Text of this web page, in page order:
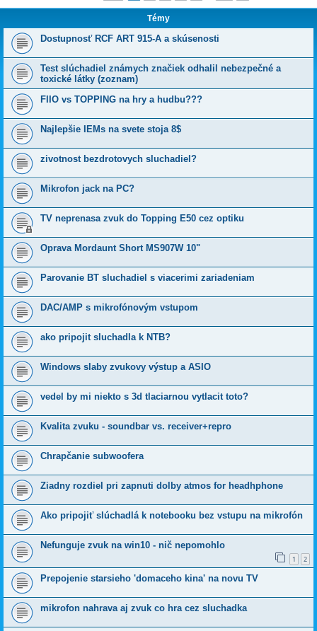
Témy
Dostupnosť RCF ART 915-A a skúsenosti
Test slúchadiel známych značiek odhalil nebezpečné a
toxické látky (zoznam)
FIIO vs TOPPING na hry a hudbu???
Najlepšie IEMs na svete stoja 8$
zivotnost bezdrotovych sluchadiel?
Mikrofon jack na PC?
TV neprenasa zvuk do Topping E50 cez optiku
Oprava Mordaunt Short MS907W 10"
Parovanie BT sluchadiel s viacerimi zariadeniam
DAC/AMP s mikrofónovým vstupom
ako pripojit sluchadla k NTB?
Windows slaby zvukovy výstup a ASIO
vedel by mi niekto s 3d tlaciarnou vytlacit toto?
Kvalita zvuku - soundbar vs. receiver+repro
Chrapčanie subwoofera
Ziadny rozdiel pri zapnuti dolby atmos for headhphone
Ako pripojiť slúchadlá k notebooku bez vstupu na mikrofón
Nefunguje zvuk na win10 - nič nepomohlo
1 2
Prepojenie starsieho 'domaceho kina' na novu TV
mikrofon nahrava aj zvuk co hra cez sluchadka